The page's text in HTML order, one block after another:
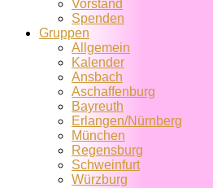
Vorstand
Spenden
Gruppen
Allgemein
Kalender
Ansbach
Aschaffenburg
Bayreuth
Erlangen/Nürnberg
München
Regensburg
Schweinfurt
Würzburg